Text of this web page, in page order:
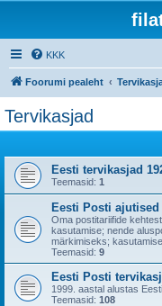
KKK
Foorumi pealeht
Tervikasjad
Eesti tervikasjad
Teemasid: 1
Eesti Posti ajutised
Oma postitariifide
kasutamise; nende
märkimiseks;
Teemasid: 9
Eesti Posti
1999. aastal alustas
Teemasid: 108